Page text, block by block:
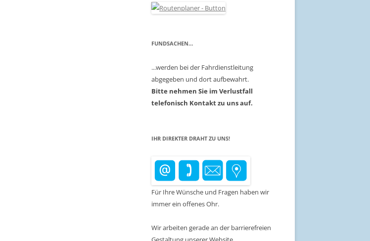
FUNDSACHEN…
...werden bei der Fahrdienstleitung
abgegeben und dort aufbewahrt.
Bitte nehmen Sie im Verlustfall
telefonisch Kontakt zu uns auf.
IHR DIREKTER DRAHT ZU UNS!
Für Ihre Wünsche und Fragen haben wir
immer ein offenes Ohr.
Wir arbeiten gerade an der barrierefreien